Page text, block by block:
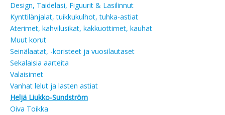
Design, Taidelasi, Figuurit & Lasilinnut
Kynttilänjalat, tuikkukulhot, tuhka-astiat
Aterimet, kahvilusikat, kakkuottimet, kauhat
Muut korut
Seinälaatat, -koristeet ja vuosilautaset
Sekalaisia aarteita
Valaisimet
Vanhat lelut ja lasten astiat
Heljä Liukko-Sundström
Oiva Toikka